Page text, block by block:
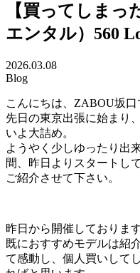
【買ってしまっ
エンタル）560
2026.03.08
Blog
こんにちは、ZABOU坂口
先日の東京出張に始まり
いよ大詰め。
ようやく少しゆったり出
間、昨日よりスタートし
ご紹介させて下さい。
昨日から開催しておりま
既におすすめモデルは紹
て感動し、個人買いして